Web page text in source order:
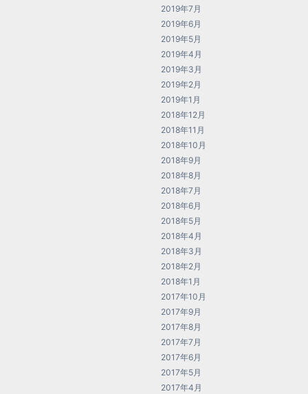
2019年7月
2019年6月
2019年5月
2019年4月
2019年3月
2019年2月
2019年1月
2018年12月
2018年11月
2018年10月
2018年9月
2018年8月
2018年7月
2018年6月
2018年5月
2018年4月
2018年3月
2018年2月
2018年1月
2017年10月
2017年9月
2017年8月
2017年7月
2017年6月
2017年5月
2017年4月